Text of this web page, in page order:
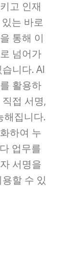
고 인재
는 바로
통해 이
넘어가
니다. AI
활용하
접 서명,
해집니다.
하여 누
업무를
서명을
할 수 있